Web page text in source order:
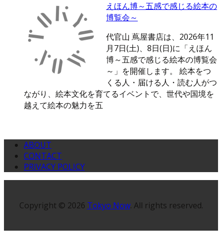
えほん博～五感で感じる絵本の
博覧会～
代官山 蔦屋書店は、2026年11
月7日(土)、8日(日)に「えほん
博～五感で感じる絵本の博覧会
～」を開催します。 絵本をつ
くる人・届ける人・読む人がつ
ながり、絵本文化を育てるイベントで、世代や国境を
越えて絵本の魅力を五
ABOUT
CONTACT
PRIVACY POLICY
Copyright © 2026 Tokyo Now. All rights reserved.